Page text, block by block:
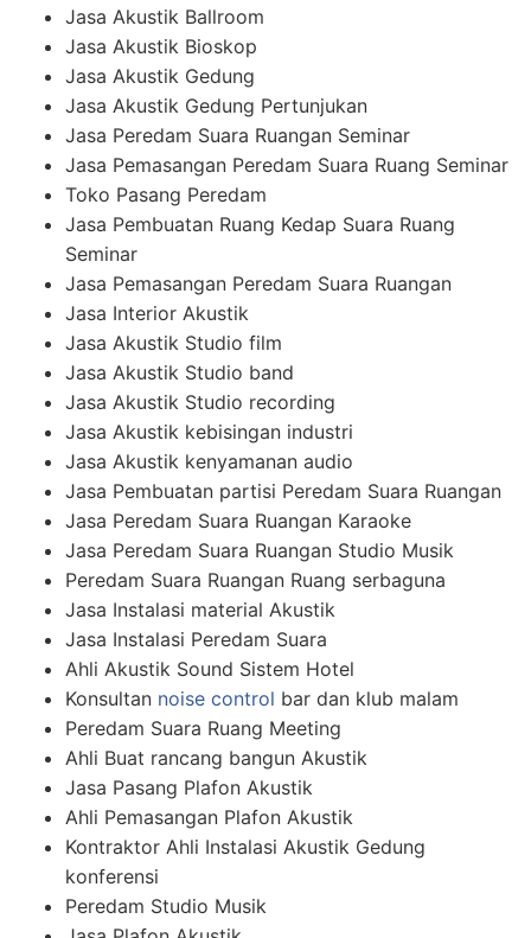
Jasa Akustik Ballroom
Jasa Akustik Bioskop
Jasa Akustik Gedung
Jasa Akustik Gedung Pertunjukan
Jasa Peredam Suara Ruangan Seminar
Jasa Pemasangan Peredam Suara Ruang Seminar
Toko Pasang Peredam
Jasa Pembuatan Ruang Kedap Suara Ruang
Seminar
Jasa Pemasangan Peredam Suara Ruangan
Jasa Interior Akustik
Jasa Akustik Studio film
Jasa Akustik Studio band
Jasa Akustik Studio recording
Jasa Akustik kebisingan industri
Jasa Akustik kenyamanan audio
Jasa Pembuatan partisi Peredam Suara Ruangan
Jasa Peredam Suara Ruangan Karaoke
Jasa Peredam Suara Ruangan Studio Musik
Peredam Suara Ruangan Ruang serbaguna
Jasa Instalasi material Akustik
Jasa Instalasi Peredam Suara
Ahli Akustik Sound Sistem Hotel
Konsultan noise control bar dan klub malam
Peredam Suara Ruang Meeting
Ahli Buat rancang bangun Akustik
Jasa Pasang Plafon Akustik
Ahli Pemasangan Plafon Akustik
Kontraktor Ahli Instalasi Akustik Gedung
konferensi
Peredam Studio Musik